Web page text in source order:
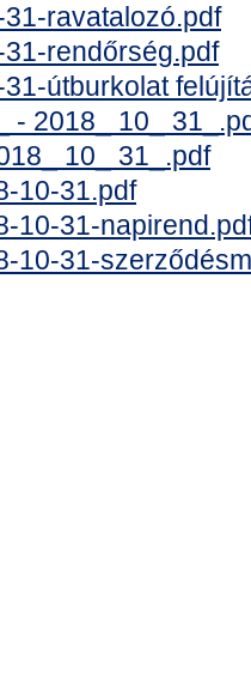
ravatalozó.pdf
rendőrség.pdf
útburkolat
- 2018_ 10_
10_ 31_.pdf
10-31.pdf
10-31-
10-31-